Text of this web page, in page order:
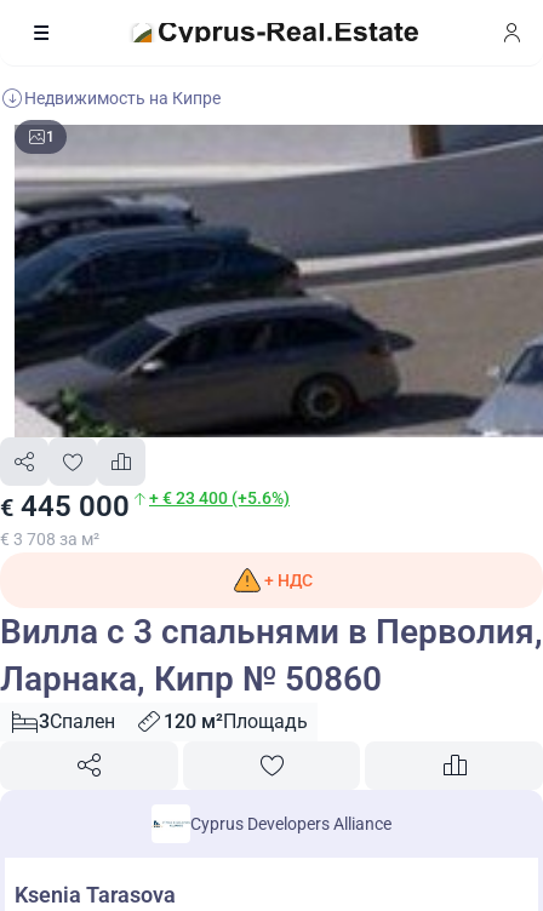
Недвижимость на Кипре
1
€ 445 000 + € 23 400 (+5.6%)
€ 3 708 за м²
+ НДС
Вилла с 3 спальнями в Перволия,
Ларнака, Кипр № 50860
3Спален 120 м²Площадь
Cyprus Developers Alliance
Ksenia Tarasova